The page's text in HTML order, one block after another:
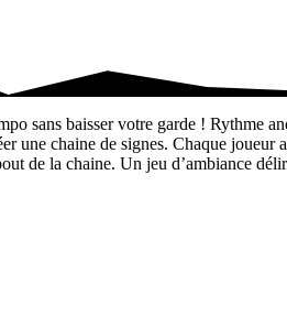
sans baisser votre garde ! Rythme
chaine de signes. Chaque joueur
de la chaine. Un jeu d’ambiance